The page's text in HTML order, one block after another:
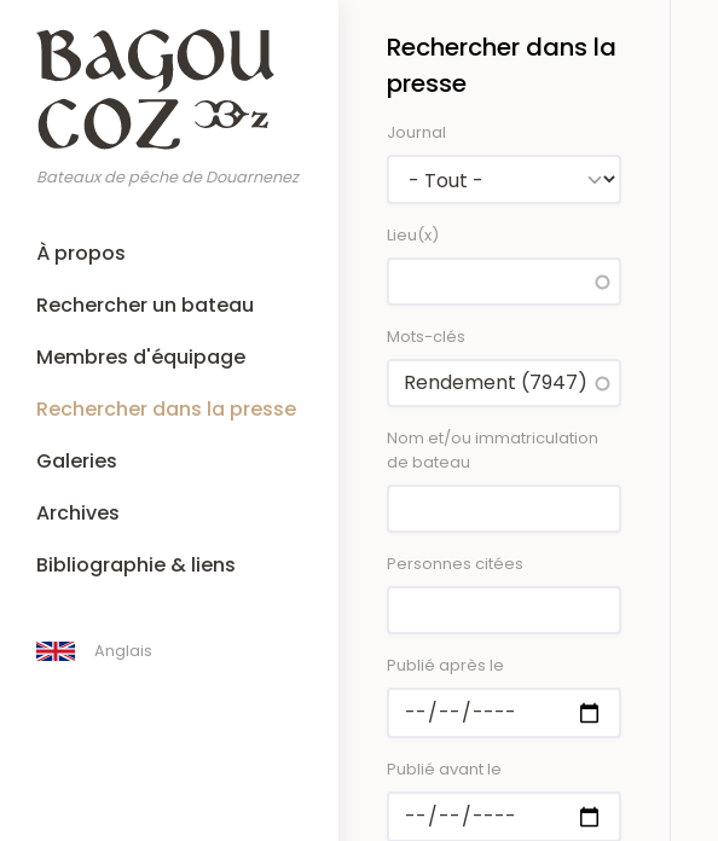
contenu
principal
Bateaux de pêche de Douarnenez
Main
navigation
À propos
Rechercher un bateau
Membres d'équipage
Rechercher dans la presse
Galeries
Archives
Bibliographie & liens
Anglais
Rechercher dans la
presse
Journal
Lieu(x)
Mots-clés
Nom et/ou immatriculation
de bateau
Personnes citées
Publié après le
Publié avant le